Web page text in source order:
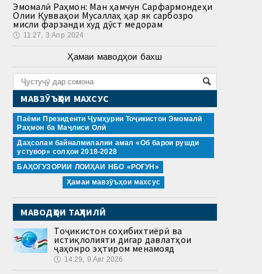
Эмомалӣ Раҳмон: Ман ҳамчун Сарфармондеҳи
Олии Қувваҳои Мусаллаҳ ҳар як сарбозро
мисли фарзанди худ дӯст медорам
🕔 11:27, 3.Апр 2024
Ҳамаи маводҳои бахш
МАВЗӮЪҲОИ МАХСУС
Паёми Президенти Ҷумҳурии Тоҷикистон Эмомалӣ
Раҳмон ба Маҷлиси Олӣ
Даҳсолаи байналмилалии амал «Об барои рушди
устувор» солҳои 2018-2028
БАҲОГУЗОРИИ ЛОИҲАИ НБО «РОҒУН»
Ҳамаи мавзӯъҳои махсус
МАВОДҲОИ ТАҲЛИЛӢ
Тоҷикистон соҳибихтиёрӣ ва
истиқлолияти дигар давлатҳои
ҷаҳонро эҳтиром менамояд
🕔 14:29, 9.Авг 2026